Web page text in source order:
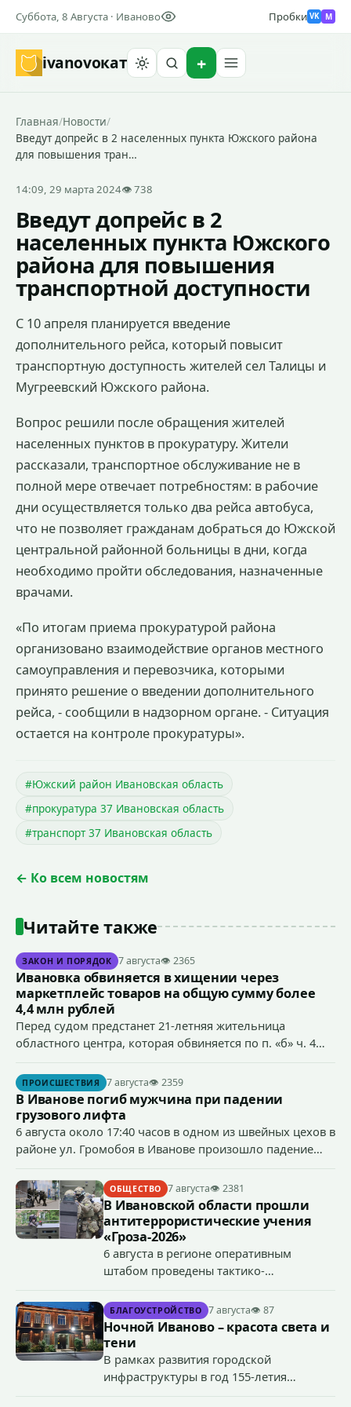
Суббота, 8 Августа · Иваново Пробки VK M
ivanovoкат
Главная/Новости/
Введут допрейс в 2 населенных пункта Южского района
для повышения тран…
14:09, 29 марта 2024👁 738
Введут допрейс в 2
населенных пункта Южского
района для повышения
транспортной доступности
С 10 апреля планируется введение
дополнительного рейса, который повысит
транспортную доступность жителей сел Талицы и
Мугреевский Южского района.
Вопрос решили после обращения жителей
населенных пунктов в прокуратуру. Жители
рассказали, транспортное обслуживание не в
полной мере отвечает потребностям: в рабочие
дни осуществляется только два рейса автобуса,
что не позволяет гражданам добраться до Южской
центральной районной больницы в дни, когда
необходимо пройти обследования, назначенные
врачами.
«По итогам приема прокуратурой района
организовано взаимодействие органов местного
самоуправления и перевозчика, которыми
принято решение о введении дополнительного
рейса, - сообщили в надзорном органе. - Ситуация
остается на контроле прокуратуры».
#Южский район Ивановская область
#прокуратура 37 Ивановская область
#транспорт 37 Ивановская область
← Ко всем новостям
Читайте также
ЗАКОН И ПОРЯДОК 7 августа👁 2365
Ивановка обвиняется в хищении через
маркетплейс товаров на общую сумму более
4,4 млн рублей
Перед судом предстанет 21-летняя жительница
областного центра, которая обвиняется по п. «б» ч. 4
сумму более 4,4 млн рублей через маркетплейс.
ПРОИСШЕСТВИЯ 7 августа👁 2359
В Иванове погиб мужчина при падении
грузового лифта
6 августа около 17:40 часов в одном из швейных цехов в
районе ул. Громобоя в Иванове произошло падение
ОБЩЕСТВО 7 августа👁 2381
В Ивановской области прошли
антитеррористические учения
«Гроза-2026»
6 августа в регионе оперативным
штабом проведены тактико-
террористического акта на объекте
органов государственной власти.
«Гроза-2026».
БЛАГОУСТРОЙСТВО 7 августа👁 87
Ночной Иваново – красота света и
тени
В рамках развития городской
инфраструктуры в год 155-летия